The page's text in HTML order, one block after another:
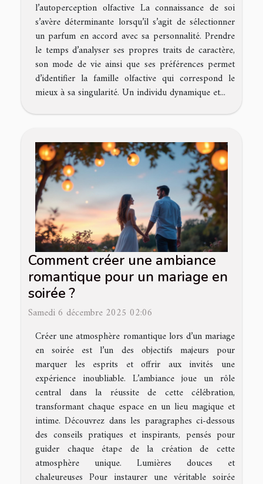
l’autoperception olfactive La connaissance de soi
s’avère déterminante lorsqu’il s’agit de sélectionner
un parfum en accord avec sa personnalité. Prendre
le temps d’analyser ses propres traits de caractère,
son mode de vie ainsi que ses préférences permet
d’identifier la famille olfactive qui correspond le
mieux à sa singularité. Un individu dynamique et...
Comment créer une ambiance
romantique pour un mariage en
soirée ?
Samedi 6 décembre 2025 02:06
Créer une atmosphère romantique lors d’un mariage
en soirée est l’un des objectifs majeurs pour
marquer les esprits et offrir aux invités une
expérience inoubliable. L’ambiance joue un rôle
central dans la réussite de cette célébration,
transformant chaque espace en un lieu magique et
intime. Découvrez dans les paragraphes ci-dessous
des conseils pratiques et inspirants, pensés pour
guider chaque étape de la création de cette
atmosphère unique. Lumières douces et
chaleureuses Pour instaurer une véritable soirée